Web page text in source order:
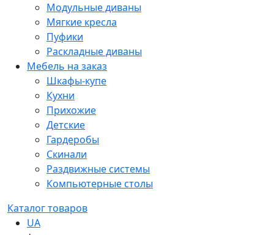
Модульные диваны
Мягкие кресла
Пуфики
Раскладные диваны
Мебель на заказ
Шкафы-купе
Кухни
Прихожие
Детские
Гардеробы
Скинали
Раздвижные системы
Компьютерные столы
Каталог товаров
UA